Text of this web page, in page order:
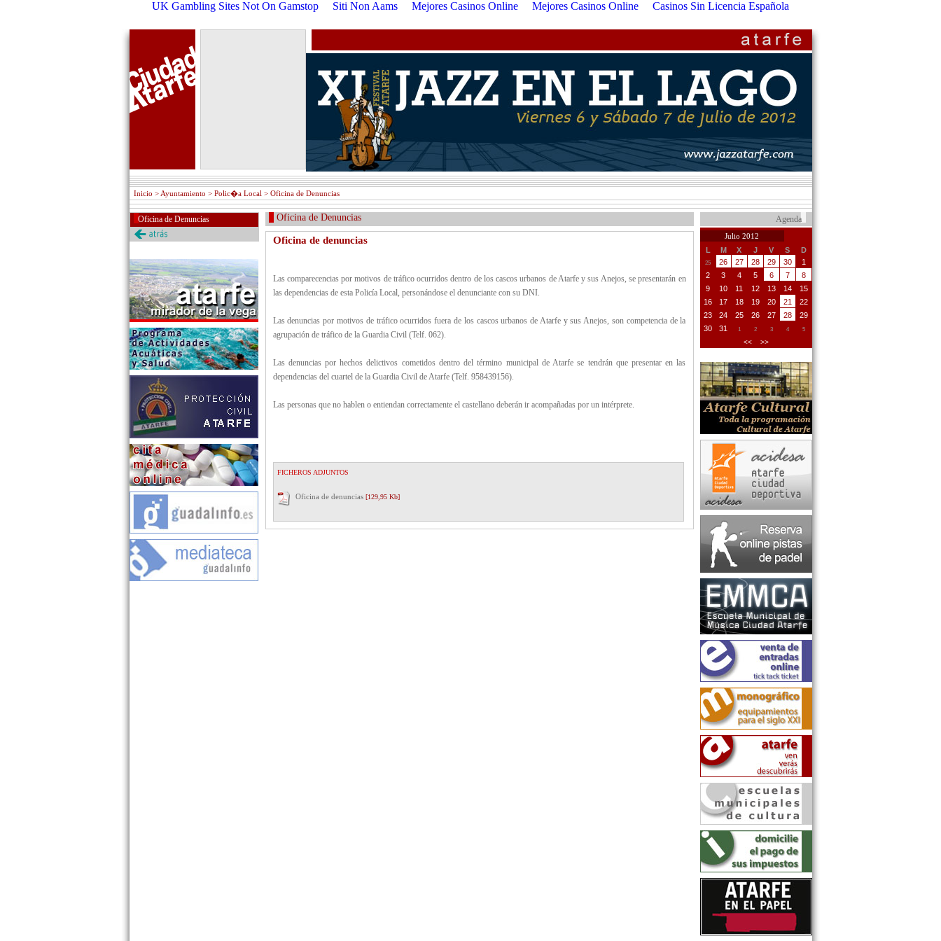
UK Gambling Sites Not On Gamstop Siti Non Aams Mejores Casinos Online Mejores Casinos Online Casinos Sin Licencia Española
Inicio > Ayuntamiento > Polic�a Local > Oficina de Denuncias
Oficina de Denuncias Oficina de Denuncias
Oficina de denuncias
Las comparecencias por motivos de tráfico ocurridos dentro de los cascos urbanos de Atarfe y sus Anejos, se presentarán en
las dependencias de esta Policía Local, personándose el denunciante con su DNI.
Las denuncias por motivos de tráfico ocurridos fuera de los cascos urbanos de Atarfe y sus Anejos, son competencia de la
agrupación de tráfico de la Guardia Civil (Telf. 062).
Las denuncias por hechos delictivos cometidos dentro del término municipal de Atarfe se tendrán que presentar en las
dependencias del cuartel de la Guardia Civil de Atarfe (Telf. 958439156).
Las personas que no hablen o entiendan correctamente el castellano deberán ir acompañadas por un intérprete.
FICHEROS ADJUNTOS
Oficina de denuncias[129,95 Kb]
Agenda
Julio 2012
L
M X J V S D
25 26 27 28 29 30
1
2
3 4 5 6 7
8
9
10 11 12 13 14
15
16
17 18 19 20 21
22
23
24 25 26 27 28
29
30
31 1 2 3 4 5
<< >>